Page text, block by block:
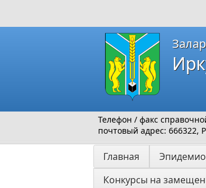
Телефон / факс
почтовый адрес: 666322,
Главная
Конкурсы на